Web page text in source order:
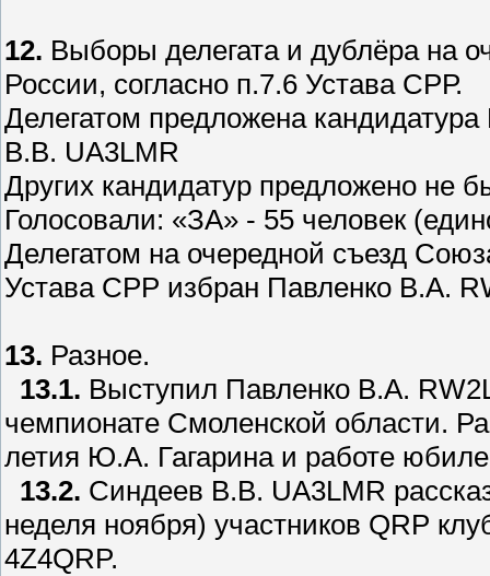
12. Выборы делегата и дублёра на
России, согласно п.7.6 Устава СРР.
Делегатом предложена
В.В. UA3LMR
Других кандидатур предложено не
Голосовали: «ЗА» - 55 человек
Делегатом на очередной съезд
Устава СРР избран Павленко В.А.
13. Разное.
13.1. Выступил Павленко В.А.
чемпионате Смоленской области.
летия Ю.А. Гагарина и работе
13.2. Синдеев В.В. UA3LMR
неделя ноября) участников QRP
4Z4QRP.